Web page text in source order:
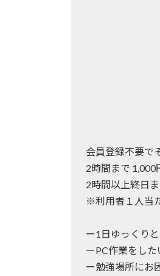
会員登録不要で
2時間まで 1,000
2時間以上終日
※利用者１人当
ー1日ゆっくり
ーPC作業をした
ー勉強場所にお